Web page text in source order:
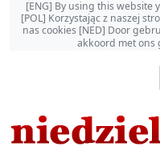
[ENG] By using this website
[POL] Korzystając z naszej
nas cookies [NED] Door
akkoord met ons